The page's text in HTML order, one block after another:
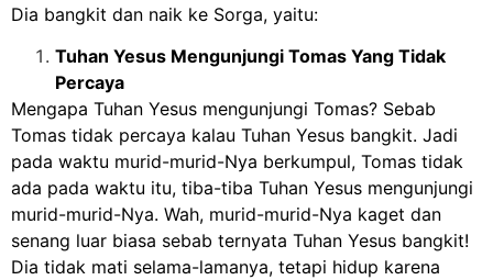
Dia bangkit dan naik ke Sorga, yaitu:
Tuhan Yesus Mengunjungi Tomas Yang Tidak
Percaya
Mengapa Tuhan Yesus mengunjungi Tomas? Sebab
Tomas tidak percaya kalau Tuhan Yesus bangkit. Jadi
pada waktu murid-murid-Nya berkumpul, Tomas tidak
ada pada waktu itu, tiba-tiba Tuhan Yesus mengunjungi
murid-murid-Nya. Wah, murid-murid-Nya kaget dan
senang luar biasa sebab ternyata Tuhan Yesus bangkit!
Dia tidak mati selama-lamanya, tetapi hidup karena